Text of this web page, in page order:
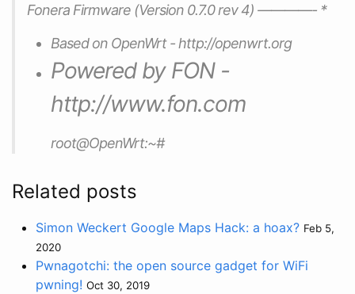
Fonera Firmware (Version 0.7.0 rev 4) ————- *
Based on OpenWrt - http://openwrt.org
Powered by FON -
http://www.fon.com
root@OpenWrt:~#
Related posts
Simon Weckert Google Maps Hack: a hoax? Feb 5,
2020
Pwnagotchi: the open source gadget for WiFi
pwning! Oct 30, 2019